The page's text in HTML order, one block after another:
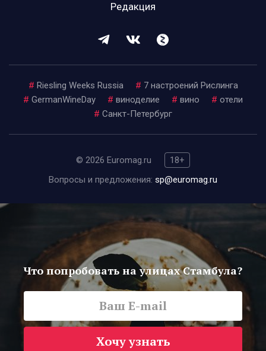
Редакция
# Riesling Weeks Russia # 7 настроений Рислинга
# GermanWineDay # виноделие # вино # отели
# Санкт-Петербург
© 2026 Euromag.ru
18+
Вопросы и предложения: sp@euromag.ru
Что попробовать на улицах Стамбула?
Хочу узнать